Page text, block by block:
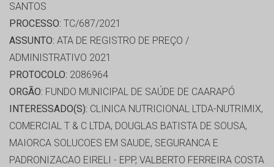
SANTOS
PROCESSO: TC/687/2021
ASSUNTO: ATA DE REGISTRO DE PREÇO /
ADMINISTRATIVO 2021
PROTOCOLO: 2086964
ORGÃO: FUNDO MUNICIPAL DE SAÚDE DE CAARAPÓ
INTERESSADO(S): CLINICA NUTRICIONAL LTDA-NUTRIMIX,
COMERCIAL T & C LTDA, DOUGLAS BATISTA DE SOUSA,
MAIORCA SOLUCOES EM SAUDE, SEGURANCA E
PADRONIZACAO EIRELI - EPP, VALBERTO FERREIRA COSTA